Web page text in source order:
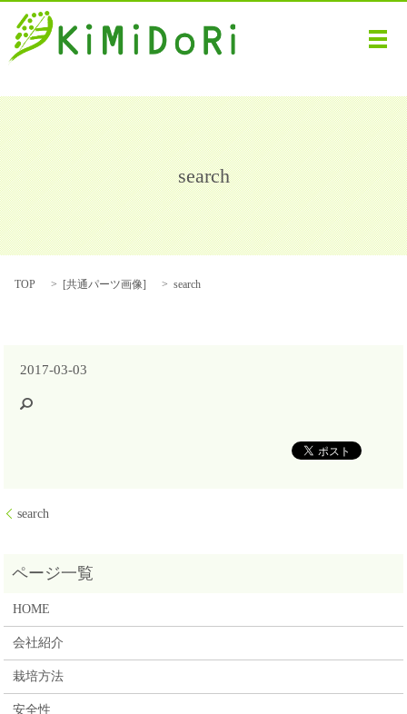
メ
search
TOP [共通パーツ画像] search
2017-03-03
search
HOME
会社紹介
栽培方法
安全性